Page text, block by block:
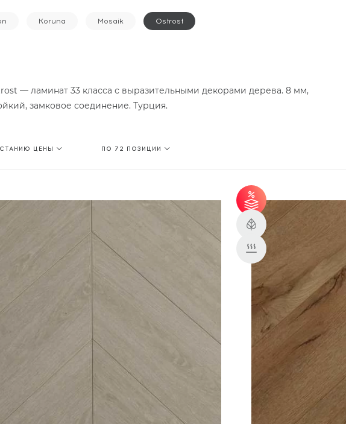
Koruna Mosaik Ostrost
— ламинат 33 класса с выразительными декорами дерева. 8 мм,
замковое соединение. Турция.
ЦЕНЫ ПО 72 ПОЗИЦИИ
м² - скидка 3%;
от 31 м² - скидка 3%;